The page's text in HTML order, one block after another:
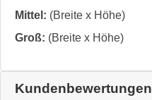
Mittel: (Breite x Höhe)
Groß: (Breite x Höhe)
Kundenbewertungen